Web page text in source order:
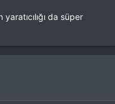
da süper